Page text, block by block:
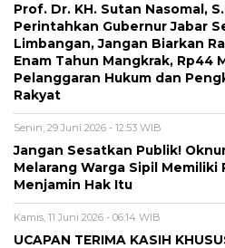
Prof. Dr. KH. Sutan Nasomal,
Perintahkan Gubernur Jabar
Limbangan, Jangan Biarkan
Enam Tahun Mangkrak, Rp44
Pelanggaran Hukum dan
Rakyat
Senin, 29 Juni 2026 - 12:53 WIB
Jangan Sesatkan Publik!
Melarang Warga Sipil
Menjamin Hak Itu
Kamis, 11 Juni 2026 - 06:14 WIB
UCAPAN TERIMA KASIH